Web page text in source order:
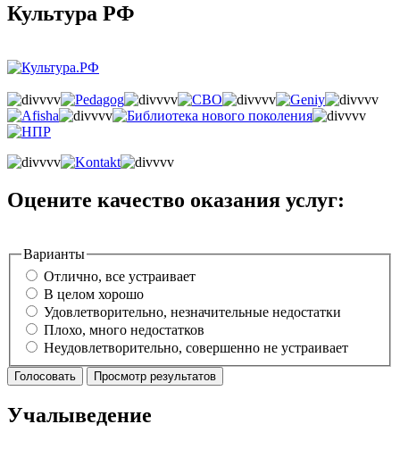
Культура РФ
Оцените качество оказания услуг:
Варианты
Отлично, все устраивает
В целом хорошо
Удовлетворительно, незначительные недостатки
Плохо, много недостатков
Неудовлетворительно, совершенно не устраивает
Учалыведение